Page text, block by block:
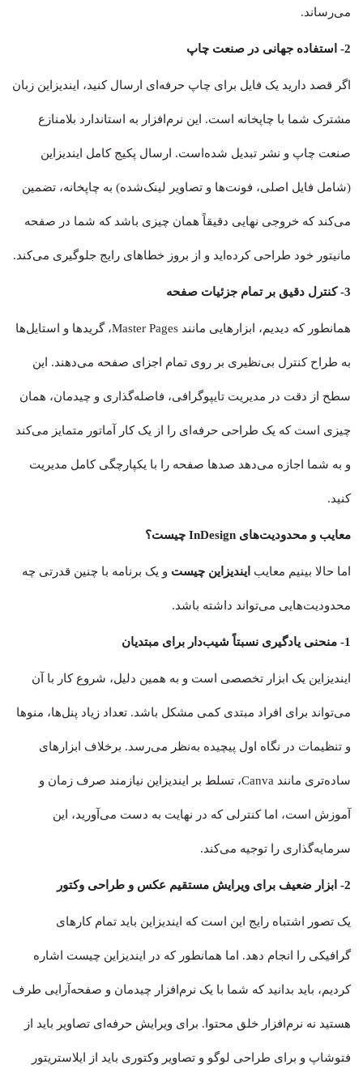
می‌رساند.
2- استفاده جهانی در صنعت چاپ
اگر قصد دارید یک فایل برای چاپ حرفه‌ای ارسال کنید، ایندیزاین زبان
مشترک شما با چاپخانه است. این نرم‌افزار به استاندارد بلامنازع
صنعت چاپ و نشر تبدیل شده‌است. ارسال پکیج کامل ایندیزاین
(شامل فایل اصلی، فونت‌ها و تصاویر لینک‌شده) به چاپخانه، تضمین
می‌کند که خروجی نهایی دقیقاً همان چیزی باشد که شما در صفحه
مانیتور خود طراحی کرده‌اید و از بروز خطاهای رایج جلوگیری می‌کند.
3- کنترل دقیق بر تمام جزئیات صفحه
همانطور که دیدیم، ابزارهایی مانند Master Pages، گریدها و استایل‌ها
به طراح کنترل بی‌نظیری بر روی تمام اجزای صفحه می‌دهند. این
سطح از دقت در مدیریت تایپوگرافی، فاصله‌گذاری و چیدمان، همان
چیزی است که یک طراحی حرفه‌ای را از یک کار آماتور متمایز می‌کند
و به شما اجازه می‌دهد صدها صفحه را با یکپارچگی کامل مدیریت
کنید.
معایب و محدودیت‌های InDesign چیست؟
اما حالا بینیم معایب ایندیزاین چیست و یک برنامه با چنین قدرتی چه
محدودیت‌هایی می‌تواند داشته باشد.
1- منحنی یادگیری نسبتاً شیب‌دار برای مبتدیان
ایندیزاین یک ابزار تخصصی است و به همین دلیل، شروع کار با آن
می‌تواند برای افراد مبتدی کمی مشکل باشد. تعداد زیاد پنل‌ها، منوها
و تنظیمات در نگاه اول پیچیده به‌نظر می‌رسد. برخلاف ابزارهای
ساده‌تری مانند Canva، تسلط بر ایندیزاین نیازمند صرف زمان و
آموزش است، اما کنترلی که در نهایت به دست می‌آورید، این
سرمایه‌گذاری را توجیه می‌کند.
2- ابزار ضعیف برای ویرایش مستقیم عکس و طراحی وکتور
یک تصور اشتباه رایج این است که ایندیزاین باید تمام کارهای
گرافیکی را انجام دهد. اما همانطور که در ایندیزاین چیست اشاره
کردیم، باید بدانید که شما با یک نرم‌افزار چیدمان و صفحه‌آرایی طرف
هستید نه نرم‌افزار خلق محتوا. برای ویرایش حرفه‌ای تصاویر باید از
فتوشاپ و برای طراحی لوگو و تصاویر وکتوری باید از ایلاستریتور